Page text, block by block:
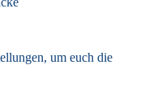
um euch die